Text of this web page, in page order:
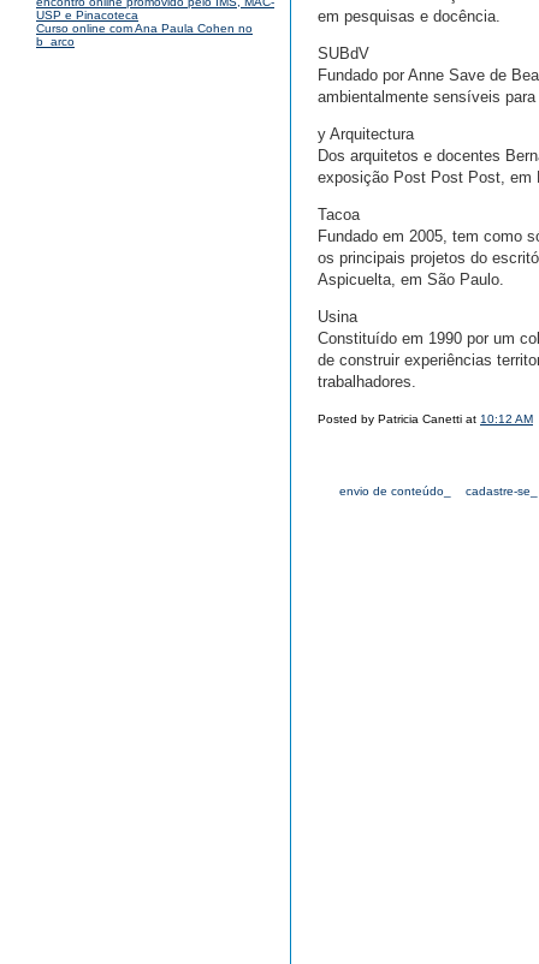
USP e Pinacoteca
Curso online com Ana Paula Cohen no
b_arco
em pesquisas e docência.
SUBdV
Fundado por Anne Save de
ambientalmente sensíveis
y Arquitectura
Dos arquitetos e docentes
exposição Post Post Post, em
Tacoa
Fundado em 2005, tem como
os principais projetos do
Aspicuelta, em São Paulo.
Usina
Constituído em 1990 por um
de construir experiências
trabalhadores.
Posted by Patricia Canetti at 10:12 AM
envio de conteúdo_ cadastre-se_